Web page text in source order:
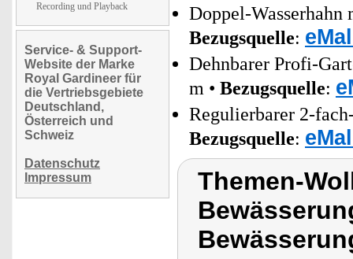
Recording und Playback
Service- & Support-
Website der Marke
Royal Gardineer für
die Vertriebsgebiete
Deutschland,
Österreich und
Schweiz
Datenschutz
Impressum
Doppel-
Bezugsquelle:
Dehnbarer Profi-
m • Bezugsquelle:
Regulierbarer 2-
Bezugsquelle:
Themen-